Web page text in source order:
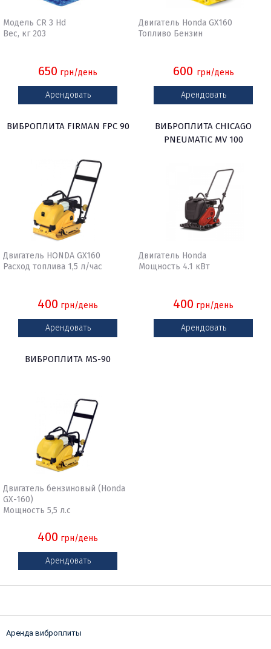
Модель CR 3 Hd
Вес, кг 203
650 грн/день
Арендовать
Двигатель Honda GX160
Топливо Бензин
600 грн/день
Арендовать
ВИБРОПЛИТА FIRMAN FPC 90
Двигатель HONDA GX160
Расход топлива 1,5 л/час
400 грн/день
Арендовать
ВИБРОПЛИТА CHICAGO
PNEUMATIC MV 100
Двигатель Honda
Мощность 4.1 кВт
400 грн/день
Арендовать
ВИБРОПЛИТА MS-90
Двигатель бензиновый (Honda
GX-160)
Мощность 5,5 л.с
400 грн/день
Арендовать
Аренда виброплиты